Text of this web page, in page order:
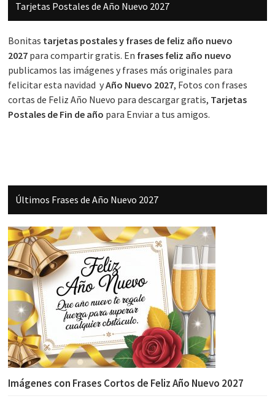
lateral
principal
Tarjetas Postales de Año Nuevo 2027
Bonitas tarjetas postales y frases de feliz año nuevo
2027 para compartir gratis. En frases feliz año nuevo
publicamos las imágenes y frases más originales para
felicitar esta navidad yAño Nuevo 2027, Fotos con frases
cortas de Feliz Año Nuevo para descargar gratis, Tarjetas
Postales de Fin de año para Enviar a tus amigos.
Últimos Frases de Año Nuevo 2027
Imágenes con Frases Cortos de Feliz Año Nuevo 2027